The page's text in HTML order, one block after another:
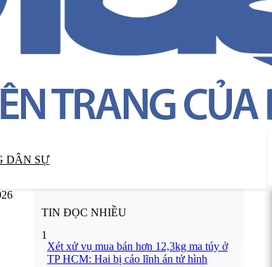
DÂN SỰ
TIN ĐỌC NHIỀU
1
Xét xử vụ mua bán hơn 12,3kg ma túy ở
TP HCM: Hai bị cáo lĩnh án tử hình